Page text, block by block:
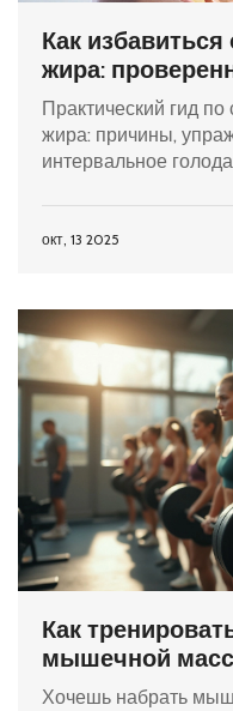
Как
жира:
сжигания
Практический гид
жира: причины,
интервальное
окт, 13 2025
Как
мышечной
Хочешь набрать